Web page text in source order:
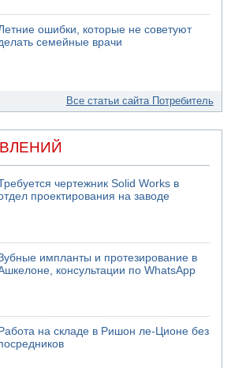
ошибки, которые не советуют
семейные врачи
Все статьи сайта Потребитель
чертежник Solid Works в
проектирования на заводе
импланты и протезирование в
консультации по WhatsApp
Работа на складе в Ришон ле-Ционе без